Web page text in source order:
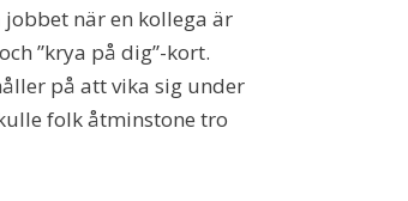
när en kollega är
”krya på dig”-kort.
på att vika sig under
folk åtminstone tro